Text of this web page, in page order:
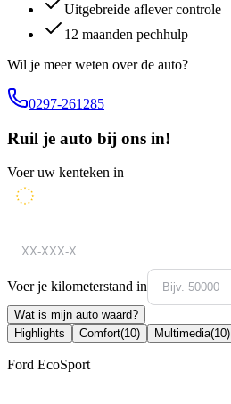
Uitgebreide aflever controle
12 maanden pechhulp
Wil je meer weten over de auto?
0297-261285
Ruil je auto bij ons in!
Voer uw kenteken in
Voer je kilometerstand in
Wat is mijn auto waard?
Highlights
Comfort(10) Multimedia(10)
Ford EcoSport